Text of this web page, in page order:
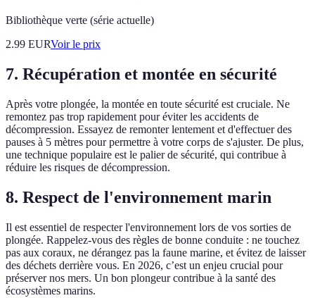
Bibliothèque verte (série actuelle)
2.99 EURVoir le prix
7. Récupération et montée en sécurité
Après votre plongée, la montée en toute sécurité est cruciale. Ne
remontez pas trop rapidement pour éviter les accidents de
décompression. Essayez de remonter lentement et d'effectuer des
pauses à 5 mètres pour permettre à votre corps de s'ajuster. De plus,
une technique populaire est le palier de sécurité, qui contribue à
réduire les risques de décompression.
8. Respect de l'environnement marin
Il est essentiel de respecter l'environnement lors de vos sorties de
plongée. Rappelez-vous des règles de bonne conduite : ne touchez
pas aux coraux, ne dérangez pas la faune marine, et évitez de laisser
des déchets derrière vous. En 2026, c’est un enjeu crucial pour
préserver nos mers. Un bon plongeur contribue à la santé des
écosystèmes marins.